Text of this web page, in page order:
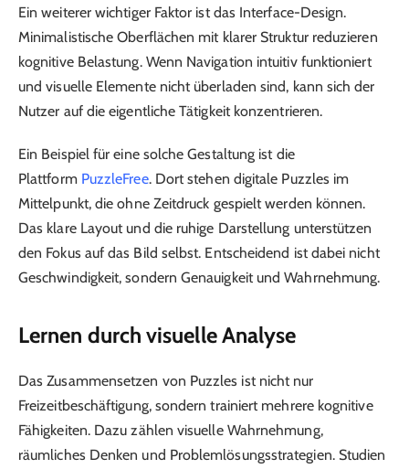
Ein weiterer wichtiger Faktor ist das Interface-Design.
Minimalistische Oberflächen mit klarer Struktur reduzieren
kognitive Belastung. Wenn Navigation intuitiv funktioniert
und visuelle Elemente nicht überladen sind, kann sich der
Nutzer auf die eigentliche Tätigkeit konzentrieren.
Ein Beispiel für eine solche Gestaltung ist die
Plattform PuzzleFree. Dort stehen digitale Puzzles im
Mittelpunkt, die ohne Zeitdruck gespielt werden können.
Das klare Layout und die ruhige Darstellung unterstützen
den Fokus auf das Bild selbst. Entscheidend ist dabei nicht
Geschwindigkeit, sondern Genauigkeit und Wahrnehmung.
Lernen durch visuelle Analyse
Das Zusammensetzen von Puzzles ist nicht nur
Freizeitbeschäftigung, sondern trainiert mehrere kognitive
Fähigkeiten. Dazu zählen visuelle Wahrnehmung,
räumliches Denken und Problemlösungsstrategien. Studien